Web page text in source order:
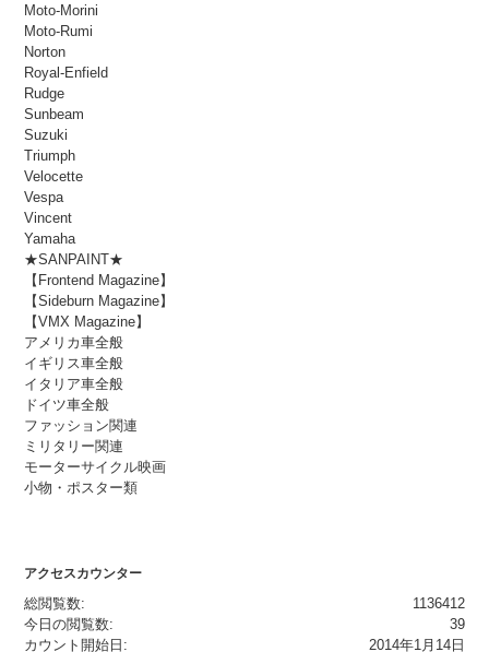
Moto-Morini
Moto-Rumi
Norton
Royal-Enfield
Rudge
Sunbeam
Suzuki
Triumph
Velocette
Vespa
Vincent
Yamaha
★SANPAINT★
【Frontend Magazine】
【Sideburn Magazine】
【VMX Magazine】
アメリカ車全般
イギリス車全般
イタリア車全般
ドイツ車全般
ファッション関連
ミリタリー関連
モーターサイクル映画
小物・ポスター類
アクセスカウンター
1136412
総閲覧数:
39
今日の閲覧数:
2014年1月14日
カウント開始日: